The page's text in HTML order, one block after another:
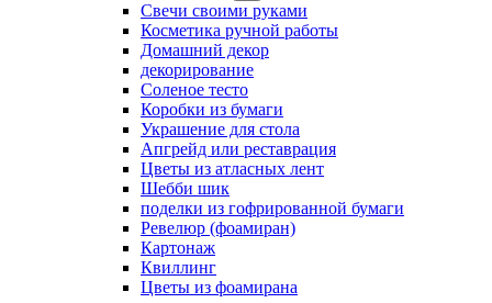
Свечи своими руками
Косметика ручной работы
Домашний декор
декорирование
Соленое тесто
Коробки из бумаги
Украшение для стола
Апгрейд или реставрация
Цветы из атласных лент
Шебби шик
поделки из гофрированной бумаги
Ревелюр (фоамиран)
Картонаж
Квиллинг
Цветы из фоамирана